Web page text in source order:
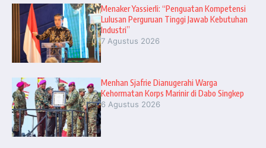
Menaker Yassierli: “Penguatan Kompetensi
Lulusan Perguruan Tinggi Jawab Kebutuhan
Industri”
7 Agustus 2026
Menhan Sjafrie Dianugerahi Warga
Kehormatan Korps Marinir di Dabo Singkep
6 Agustus 2026